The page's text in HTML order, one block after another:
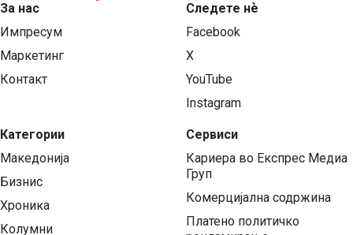
За нас
Импресум
Маркетинг
Контакт
Категории
Македонија
Бизнис
Хроника
Колумни
Следете нѐ
Facebook
X
YouTube
Instagram
Сервиси
Кариера во Експрес Медиа
Груп
Комерцијална содржина
Платено политичко